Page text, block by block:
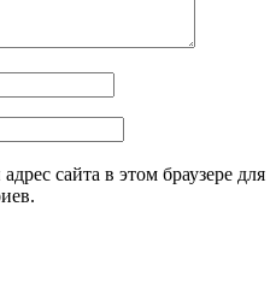
сайта в этом браузере для